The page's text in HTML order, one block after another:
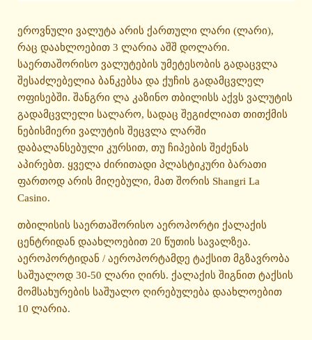
ეროვნული ვალუტა არის ქართული ლარი (ლარი),
რაც დაახლოებით 3 ლარია აშშ დოლარი.
საერთაშორისო ვალუტების უმეტესობის გადაცვლა
შესაძლებელია ბანკებსა და ქუჩის გადამცვლელ
ოფისებში. შანგრი ლა კაზინო თბილისს აქვს ვალუტის
გადამცვლელი სალარო, სადაც შეგიძლიათ თითქმის
ნებისმიერი ვალუტის შეცვლა ლარში
დაბალანსებული კურსით, თუ ჩიპების შეძენას
აპირებთ. ყველა ძირითადი პლასტიკური ბარათი
ფართოდ არის მიღებული, მათ შორის Shangri La
Casino.
თბილისის საერთაშორისო აეროპორტი ქალაქის
ცენტრიდან დაახლოებით 20 წუთის სავალზეა.
აეროპორტიდან / აეროპორტამდე ტაქსით მგზავრობა
საშუალოდ 30-50 ლარი ღირს. ქალაქის შიგნით ტაქსის
მომსახურების საშუალო ღირებულება დაახლოებით
10 ლარია.